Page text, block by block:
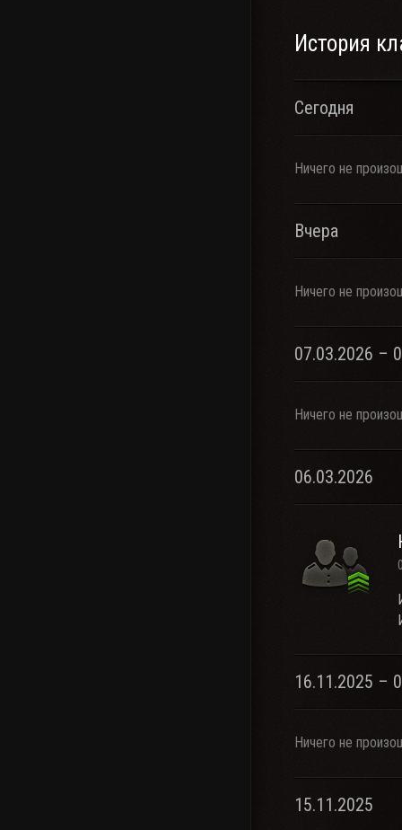
История
Сегодня
Ничего не
Вчера
Ничего не
07.03.2026 –
Ничего не
06.03.2026
16.11.2025 –
Ничего не
15.11.2025